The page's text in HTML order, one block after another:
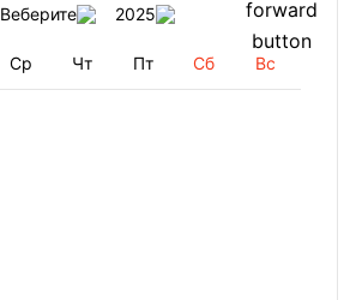
Веберите 2025
Ср Чт Пт Сб Вс